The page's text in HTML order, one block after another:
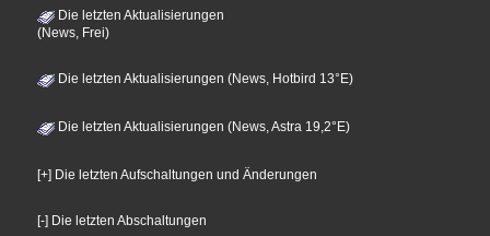
Die letzten Aktualisierungen
(News, Frei)
Die letzten Aktualisierungen (News, Hotbird 13°E)
Die letzten Aktualisierungen (News, Astra 19,2°E)
[+] Die letzten Aufschaltungen und Änderungen
[-] Die letzten Abschaltungen